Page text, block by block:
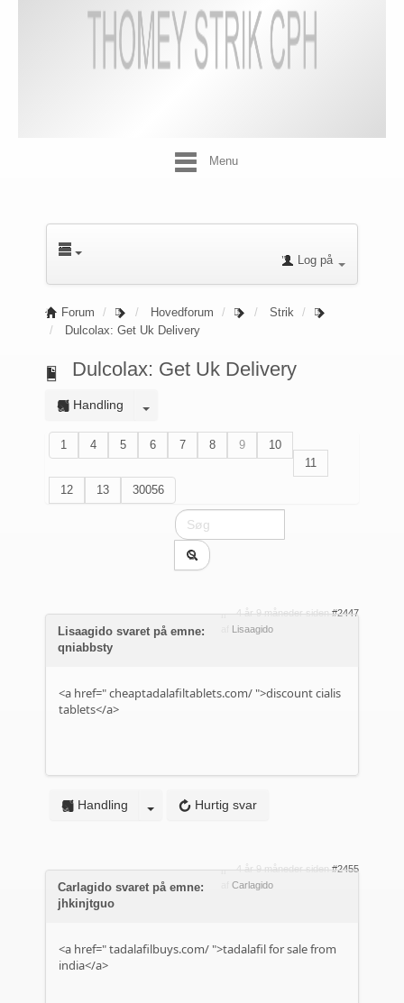
Menu
Log på
Forum Hovedforum
Strik
Dulcolax: Get Uk Delivery
Dulcolax: Get Uk Delivery
Handling
1 4 5 6 7 8 9
10
11
12
13 30056
4 år 9 måneder siden #2447
Lisaagido
Lisaagido svaret på emne:
qniabbsty
<a href="cheaptadalafiltablets.com/ ">discount cialis
tablets</a>
Hurtig svar
Handling
4 år 9 måneder siden #2455
Carlagido
Carlagido svaret på emne:
jhkinjtguo
<a href="tadalafilbuys.com/ ">tadalafil for sale from
india</a>